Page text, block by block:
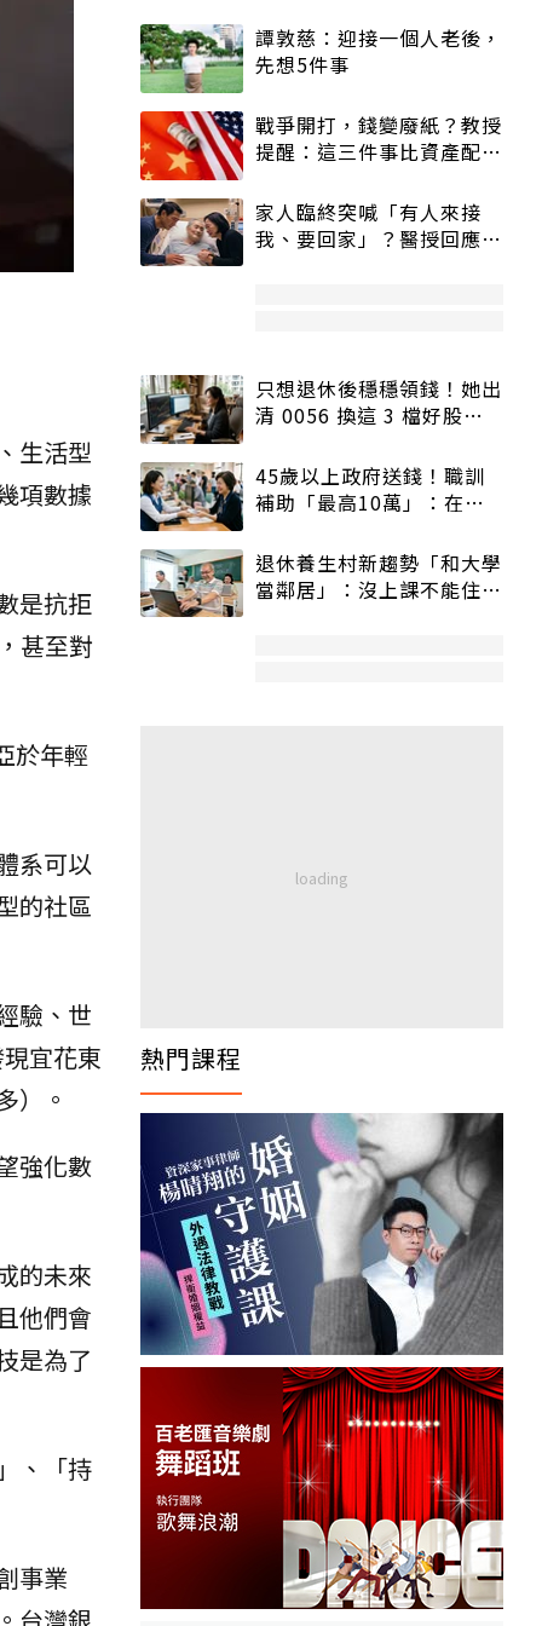
生活型
項數據
是抗拒
甚至對
於年輕
系可以
的社區
驗、世
宜花東
）。
強化數
的未來
他們會
是為了
、「持
事業
譚敦慈：迎接一個人老後，
先想5件事
戰爭開打，錢變廢紙？教授
提醒：這三件事比資產配置
家人臨終突喊「有人來接
我、要回家」？醫授回應方
只想退休後穩穩領錢！她出
清 0056 換這 3 檔好股：
45歲以上政府送錢！職訓
補助「最高10萬」：在
退休養生村新趨勢「和大學
當鄰居」：沒上課不能住、
熱門課程